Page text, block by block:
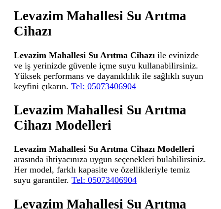
Levazim Mahallesi Su Arıtma
Cihazı
Levazim Mahallesi Su Arıtma Cihazı ile evinizde
ve iş yerinizde güvenle içme suyu kullanabilirsiniz.
Yüksek performans ve dayanıklılık ile sağlıklı suyun
keyfini çıkarın. Tel: 05073406904
Levazim Mahallesi Su Arıtma
Cihazı Modelleri
Levazim Mahallesi Su Arıtma Cihazı Modelleri
arasında ihtiyacınıza uygun seçenekleri bulabilirsiniz.
Her model, farklı kapasite ve özellikleriyle temiz
suyu garantiler. Tel: 05073406904
Levazim Mahallesi Su Arıtma